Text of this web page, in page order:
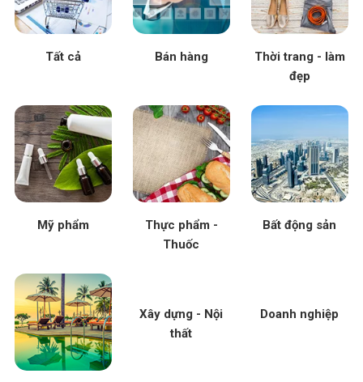
Tất cả Bán hàng
Thời trang - làm
đẹp
Mỹ phẩm
Thực phẩm -
Thuốc
Bất động sản
Xây dựng - Nội
thất
Doanh nghiệp